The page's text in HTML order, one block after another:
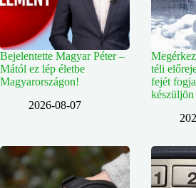
Bejelentette Magyar Péter –
Mától ez lép életbe
Magyarországon!
2026-08-07
téli
fejét